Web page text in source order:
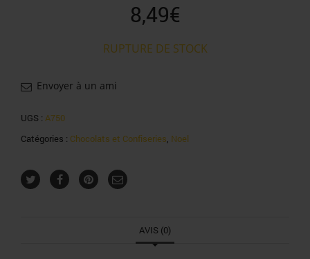
8,49€
RUPTURE DE STOCK
Envoyer à un ami
UGS : A750
Catégories : Chocolats et Confiseries, Noel
AVIS (0)